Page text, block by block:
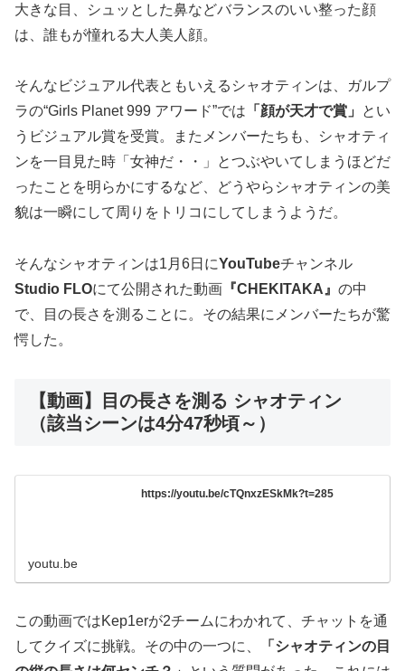
大きな目、シュッとした鼻などバランスのいい整った顔
は、誰もが憧れる大人美人顔。
そんなビジュアル代表ともいえるシャオティンは、ガルプ
ラの“Girls Planet 999 アワード”では 「顔が天才で賞」
とい
うビジュアル賞を受賞。またメンバーたちも、シャオティ
ンを一目見た時「女神だ・・」とつぶやいてしまうほどだ
ったことを明らかにするなど、どうやらシャオティンの美
貌は一瞬にして周りをトリコにしてしまうようだ。
そんなシャオティンは1月6日にYouTubeチャンネル
Studio FLOにて公開された動画 『CHEKITAKA』 の中
で、目の長さを測ることに。その結果にメンバーたちが驚
愕した。
【動画】目の長さを測る シャオティン
（該当シーンは4分47秒頃～）
https://youtu.be/cTQnxzESkMk?t=285
youtu.be
この動画ではKep1erが2チームにわかれて、チャットを通
してクイズに挑戦。その中の一つに、
「シャオティンの目